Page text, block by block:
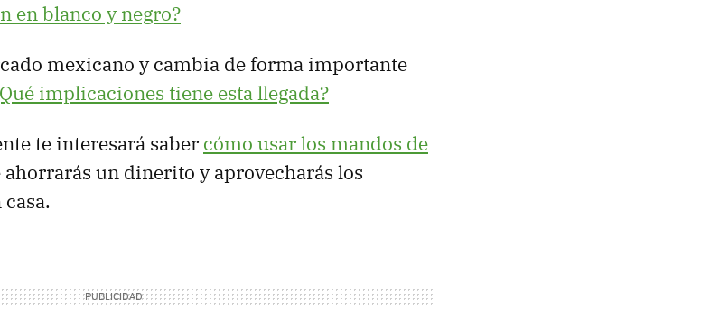
en blanco y negro?
mexicano y cambia de forma importante
implicaciones tiene esta llegada?
te interesará saber cómo usar los mandos de
ahorrarás un dinerito y aprovecharás los